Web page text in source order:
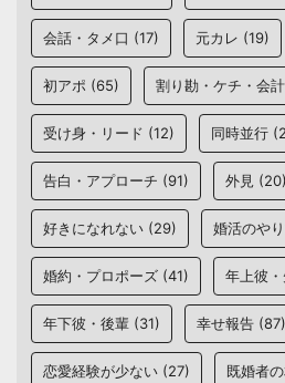
会話・タメ口 (17) 元カレ (19)
初アポ (65) 割り勘・ケチ・会
受け身・リード (12) 同時並行
告白・アプローチ (91) 外見 (20)
好きになれない (29) 婚活のや
婚約・プロポーズ (41) 年上彼
年下彼・後輩 (31) 幸せ報告 (87)
恋愛経験が少ない (27) 既婚者